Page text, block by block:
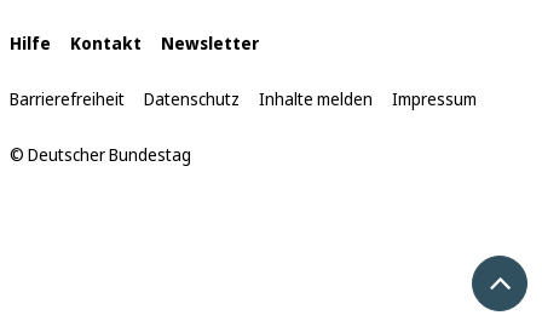
Interne
Links
Hilfe Kontakt Newsletter
Barrierefreiheit Datenschutz Inhalte melden Impressum
© Deutscher Bundestag